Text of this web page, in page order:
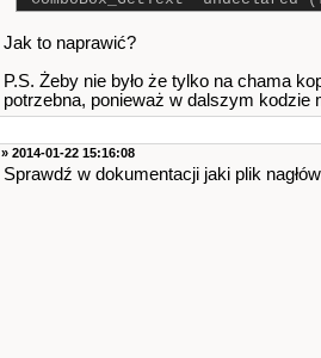
Jak to naprawić?
P.S. Żeby nie było że tylko na chama
potrzebna, ponieważ w dalszym kodzie
» 2014-01-22 15:16:08
Sprawdź w dokumentacji jaki plik